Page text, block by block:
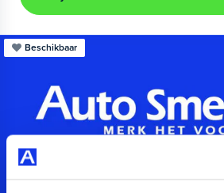
Beschikbaar